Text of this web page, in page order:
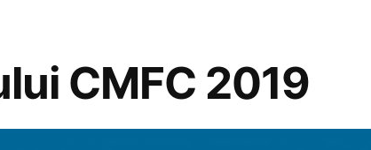
CMFC 2019